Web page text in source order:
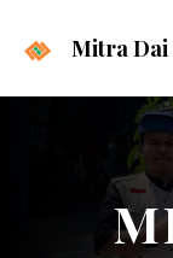
Mitra Dai